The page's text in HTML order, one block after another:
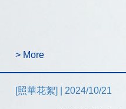
> More
[照華花絮] | 2024/10/21